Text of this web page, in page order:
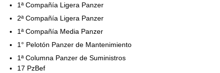
1ª Compañía Ligera Panzer
2ª Compañía Ligera Panzer
1ª Compañía Media Panzer
1° Pelotón Panzer de Mantenimiento
1ª Columna Panzer de Suministros
17 PzBef